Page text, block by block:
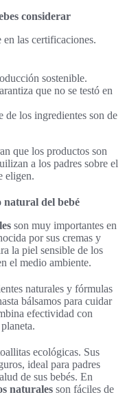
considerar
las certificaciones.
sostenible.
que no se testó en
de los ingredientes son de
que los productos son
a los padres sobre el
eligen.
natural del bebé
son muy importantes en
por sus cremas y
la piel sensible de los
el medio ambiente.
naturales y fórmulas
bálsamos para cuidar
efectividad con
ecológicas. Sus
ideal para padres
de sus bebés. En
naturales son fáciles de